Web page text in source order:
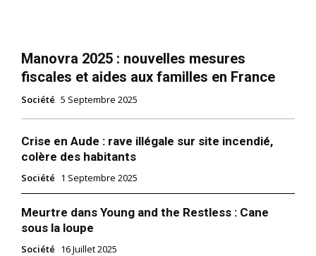
Manovra 2025 : nouvelles mesures
fiscales et aides aux familles en France
Société 5 Septembre 2025
Crise en Aude : rave illégale sur site incendié,
colère des habitants
Société 1 Septembre 2025
Meurtre dans Young and the Restless : Cane
sous la loupe
Société 16 Juillet 2025